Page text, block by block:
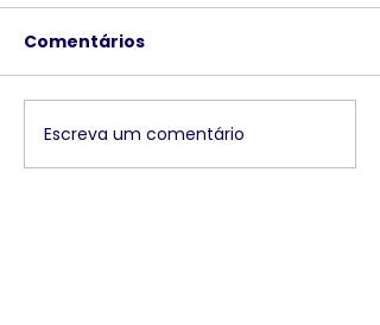
Comentários
Escreva um comentário